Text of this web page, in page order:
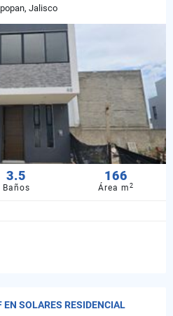
Jalisco
3.5
Baños
166
Área m2
SOLARES RESIDENCIAL